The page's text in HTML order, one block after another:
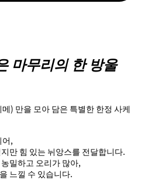
마무리의 한 방울
) 만을 모아 담은 특별한 한정 사케
,
만 힘 있는 뉘앙스를 전달합니다.
밀하고 오리가 많아,
느낄 수 있습니다.